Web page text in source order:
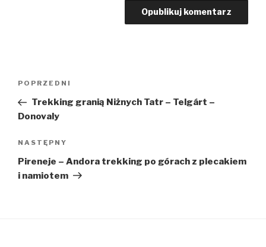
Poprzedni
wpis
POPRZEDNI
Trekking granią Niżnych Tatr – Telgárt –
Donovaly
Następny
wpis
NASTĘPNY
Pireneje – Andora trekking po górach z plecakiem
i namiotem